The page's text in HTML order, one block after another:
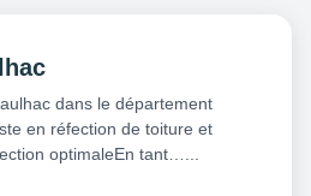
dans le département
en réfection de toiture et
optimaleEn tant…...